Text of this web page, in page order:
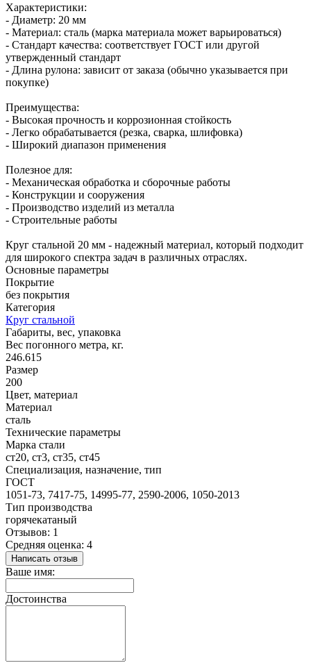
Характеристики:
- Диаметр: 20 мм
- Материал: сталь (марка материала может варьироваться)
- Стандарт качества: соответствует ГОСТ или другой
утвержденный стандарт
- Длина рулона: зависит от заказа (обычно указывается при
покупке)
Преимущества:
- Высокая прочность и коррозионная стойкость
- Легко обрабатывается (резка, сварка, шлифовка)
- Широкий диапазон применения
Полезное для:
- Механическая обработка и сборочные работы
- Конструкции и сооружения
- Производство изделий из металла
- Строительные работы
Круг стальной 20 мм - надежный материал, который подходит
для широкого спектра задач в различных отраслях.
Основные параметры
Покрытие
без покрытия
Категория
Круг стальной
Габариты, вес, упаковка
Вес погонного метра, кг.
246.615
Размер
200
Цвет, материал
Материал
сталь
Технические параметры
Марка стали
ст20, ст3, ст35, ст45
Специализация, назначение, тип
ГОСТ
1051-73, 7417-75, 14995-77, 2590-2006, 1050-2013
Тип производства
горячекатаный
Отзывов: 1
Средняя оценка: 4
Написать отзыв
Ваше имя:
Достоинства